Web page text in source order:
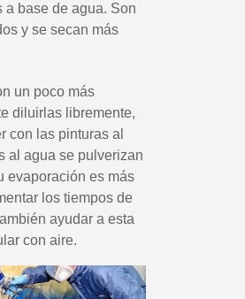
a base de agua. Son
y se secan más
un poco más
diluirlas libremente,
con las pinturas al
al agua se pulverizan
evaporación es más
los tiempos de
ayudar a esta
con aire.